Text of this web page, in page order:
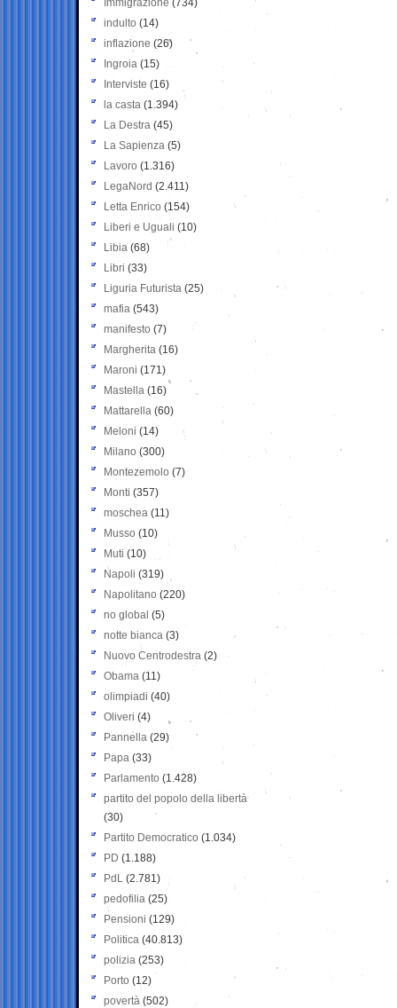
Immigrazione (734)
indulto (14)
inflazione (26)
Ingroia (15)
Interviste (16)
la casta (1.394)
La Destra (45)
La Sapienza (5)
Lavoro (1.316)
LegaNord (2.411)
Letta Enrico (154)
Liberi e Uguali (10)
Libia (68)
Libri (33)
Liguria Futurista (25)
mafia (543)
manifesto (7)
Margherita (16)
Maroni (171)
Mastella (16)
Mattarella (60)
Meloni (14)
Milano (300)
Montezemolo (7)
Monti (357)
moschea (11)
Musso (10)
Muti (10)
Napoli (319)
Napolitano (220)
no global (5)
notte bianca (3)
Nuovo Centrodestra (2)
Obama (11)
olimpiadi (40)
Oliveri (4)
Pannella (29)
Papa (33)
Parlamento (1.428)
partito del popolo della libertà
(30)
Partito Democratico (1.034)
PD (1.188)
PdL (2.781)
pedofilia (25)
Pensioni (129)
Politica (40.813)
polizia (253)
Porto (12)
povertà (502)